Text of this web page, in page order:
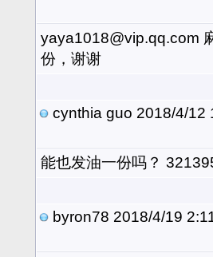
yaya1018@vip.qq.com
份，谢谢
cynthia guo 2018/4/12
能也发油一份吗？
byron78 2018/4/19